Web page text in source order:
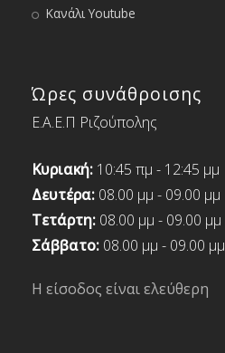
Κανάλι Youtube
Ώρες συνάθροισης
Ε.Α.Ε.Π Ριζούπολης
Κυριακή: 10:45 πμ - 12:45 μμ
Δευτέρα: 08.00 μμ - 09.00 μμ
Τετάρτη: 08.00 μμ - 09.00 μμ
Σάββατο: 08.00 μμ - 09.00 μμ
Η είσοδος είναι ελεύθερη